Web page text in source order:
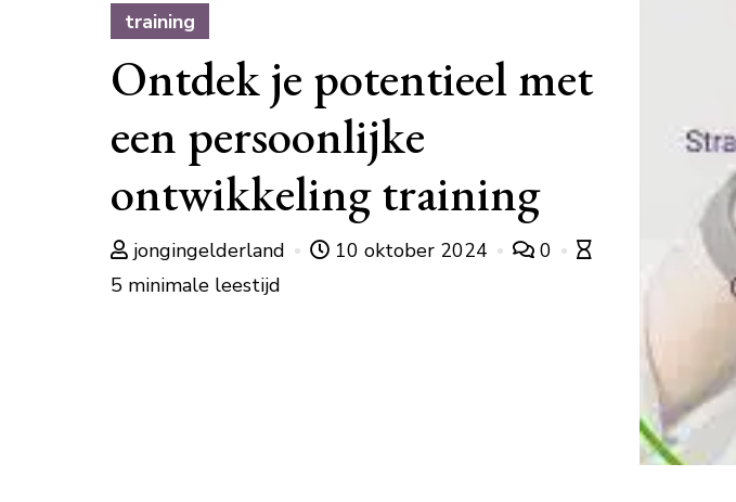
training
Ontdek je potentieel met
een persoonlijke
ontwikkeling training
jongingelderland 10 oktober 2024
0
5 minimale leestijd